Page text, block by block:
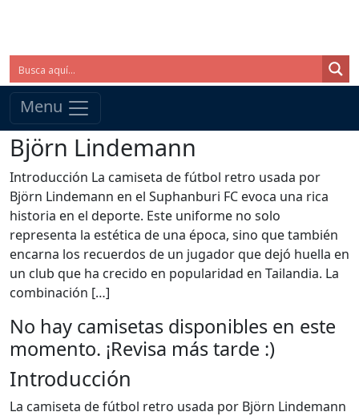
Menu
Björn Lindemann
Introducción La camiseta de fútbol retro usada por
Björn Lindemann en el Suphanburi FC evoca una rica
historia en el deporte. Este uniforme no solo
representa la estética de una época, sino que también
encarna los recuerdos de un jugador que dejó huella en
un club que ha crecido en popularidad en Tailandia. La
combinación […]
No hay camisetas disponibles en este
momento. ¡Revisa más tarde :)
Introducción
La camiseta de fútbol retro usada por Björn Lindemann